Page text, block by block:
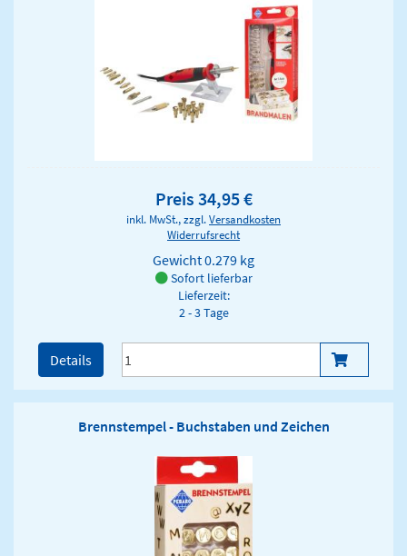
Preis 34,95 €
inkl. MwSt., zzgl.Versandkosten
Widerrufsrecht
Gewicht0.279 kg
Sofort lieferbar
Lieferzeit:
2 - 3 Tage
Details
Brennstempel - Buchstaben und Zeichen